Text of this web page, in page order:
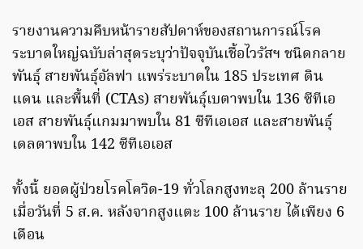
รายงานความคืบหน้ารายสัปดาห์ของสถานการณ์โรค
ระบาดใหญ่ฉบับล่าสุดระบุว่าปัจจุบันเชื้อไวรัสฯ ชนิดกลาย
พันธุ์ สายพันธุ์อัลฟา แพร่ระบาดใน 185 ประเทศ ดิน
แดน และพื้นที่ (CTAs) สายพันธุ์เบตาพบใน 136 ซีทีเอ
เอส สายพันธุ์แกมมาพบใน 81 ซีทีเอเอส และสายพันธุ์
เดลตาพบใน 142 ซีทีเอเอส
ทั้งนี้ ยอดผู้ป่วยโรคโควิด-19 ทั่วโลกสูงทะลุ 200 ล้านราย
เมื่อวันที่ 5 ส.ค. หลังจากสูงแตะ 100 ล้านราย ได้เพียง 6
เดือน